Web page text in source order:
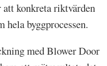
konkreta riktvärden
hela byggprocessen.
med Blower Door